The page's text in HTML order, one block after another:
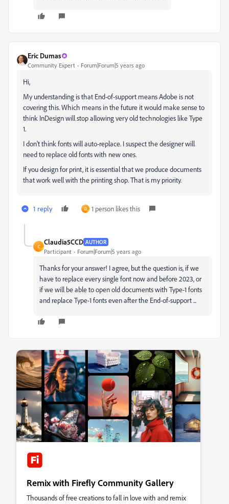
Eric Dumas
Community Expert Forum|Forum|5 years ago
Hi,
My understanding is that End-of-support means Adobe is not
covering this. Which means in the future it would make sense to
think InDesign will stop allowing very old technologies like Type
1.
I don't think fonts will auto-replace. I suspect the designer will
need to replace old fonts with new ones.
If you design for print, it is essential that we produce documents
that work well with the printing shop. That is my priority.
1 reply D 1 person likes this
C
Claudia5CCD AUTHOR
Participant Forum|Forum|5 years ago
Thanks for your answer! I agree, but the question is, if we
have to replace every single font now and before 2023, or
if we will be able to open old documents with Type-1 fonts
and replace Type-1 fonts even after the End-of-support ...
Remix with Firefly Community Gallery
Thousands of free creations to fall in love with and remix